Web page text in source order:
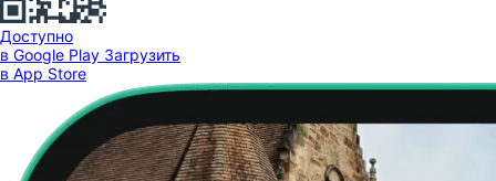
Доступно
в Google Play Загрузить
в App Store